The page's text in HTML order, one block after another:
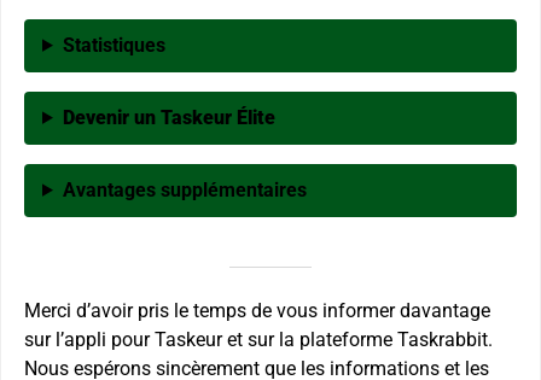
Statistiques
Devenir un Taskeur Élite
Avantages supplémentaires
Merci d’avoir pris le temps de vous informer davantage
sur l’appli pour Taskeur et sur la plateforme Taskrabbit.
Nous espérons sincèrement que les informations et les